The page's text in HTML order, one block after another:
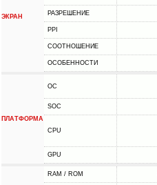
ЭКРАН РАЗРЕШЕНИЕ
PPI
СООТНОШЕНИЕ
ОСОБЕННОСТИ
ПЛАТФОРМА
ОС
SOC
CPU
GPU
RAM / ROM